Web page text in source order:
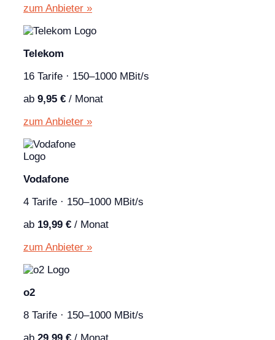
zum Anbieter »
Telekom
16 Tarife · 150–1000 MBit/s
ab 9,95 € / Monat
zum Anbieter »
Vodafone
4 Tarife · 150–1000 MBit/s
ab 19,99 € / Monat
zum Anbieter »
o2
8 Tarife · 150–1000 MBit/s